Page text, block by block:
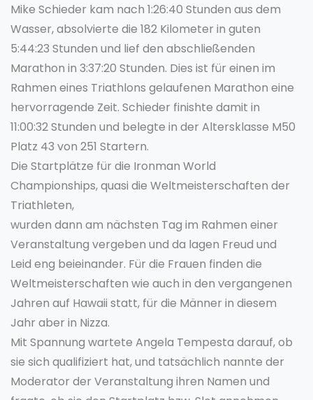
Mike Schieder kam nach 1:26:40 Stunden aus dem
Wasser, absolvierte die 182 Kilometer in guten
5:44:23 Stunden und lief den abschließenden
Marathon in 3:37:20 Stunden. Dies ist für einen im
Rahmen eines Triathlons gelaufenen Marathon eine
hervorragende Zeit. Schieder finishte damit in
11:00:32 Stunden und belegte in der Altersklasse M50
Platz 43 von 251 Startern.
Die Startplätze für die Ironman World
Championships, quasi die Weltmeisterschaften der
Triathleten,
wurden dann am nächsten Tag im Rahmen einer
Veranstaltung vergeben und da lagen Freud und
Leid eng beieinander. Für die Frauen finden die
Weltmeisterschaften wie auch in den vergangenen
Jahren auf Hawaii statt, für die Männer in diesem
Jahr aber in Nizza.
Mit Spannung wartete Angela Tempesta darauf, ob
sie sich qualifiziert hat, und tatsächlich nannte der
Moderator der Veranstaltung ihren Namen und